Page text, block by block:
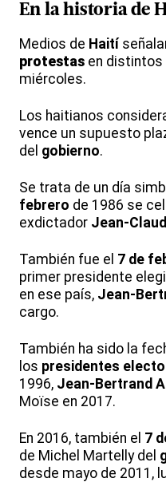
En la historia de
Medios de Haití
protestas en distintos
miércoles.
Los haitianos
vence un supuesto
del gobierno.
Se trata de un día
febrero de 1986 se
exdictador Jean-
También fue el 7 de
primer presidente
en ese país, Jean-
cargo.
También ha sido la
los presidentes
1996, Jean-Bertrand
Moïse en 2017.
En 2016, también el 7
de Michel Martelly del
desde mayo de 2011,